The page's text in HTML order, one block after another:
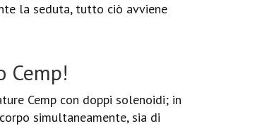
la seduta, tutto ciò avviene
Cemp!
Cemp con doppi solenoidi; in
simultaneamente, sia di